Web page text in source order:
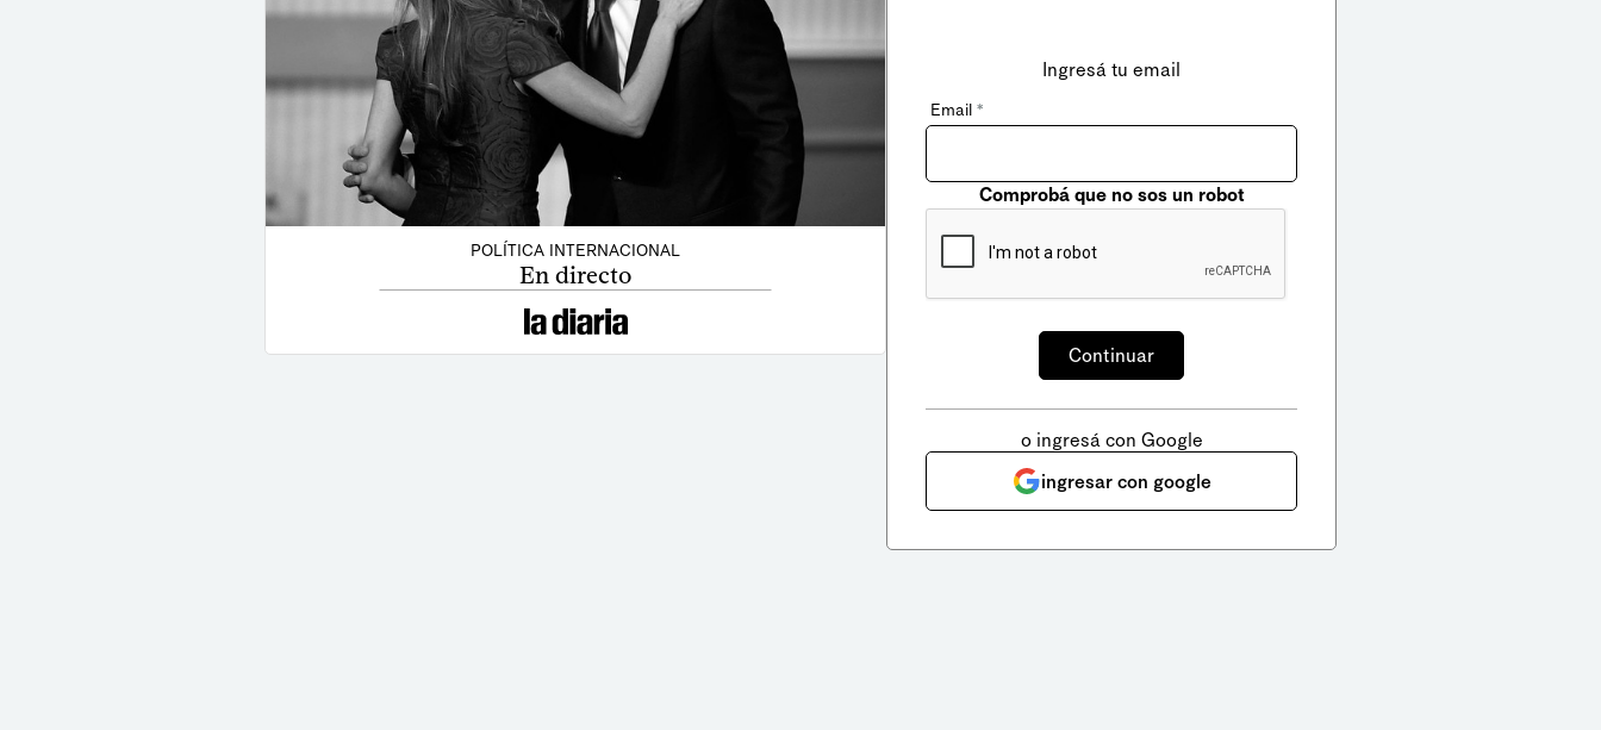
POLÍTICA INTERNACIONAL
En directo
Ingresá tu email
Email *
Comprobá que no sos un robot
o ingresá con Google
ingresar con google